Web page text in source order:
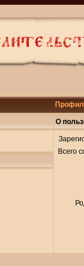
О
Всего